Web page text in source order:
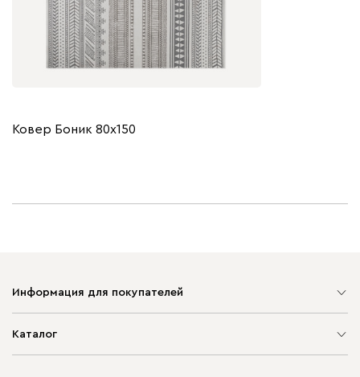
Ковер Боник 80x150
Информация для покупателей
Каталог